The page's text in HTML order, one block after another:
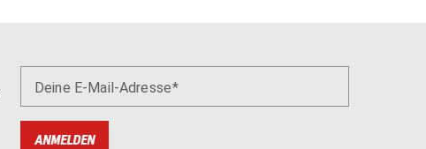
Deine E-Mail-Adresse
ANMELDEN